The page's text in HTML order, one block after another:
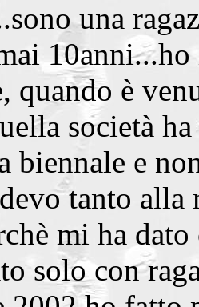
una
quando è
società
biennale e
tanto alla
mi ha
solo con